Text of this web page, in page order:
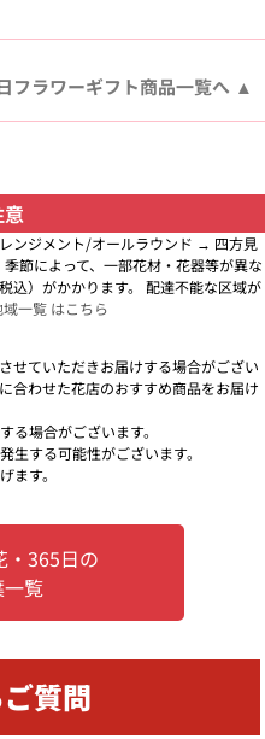
フラワーギフト商品一覧へ
ンジメント/オールラウンド → 四方見
節によって、一部花材・花器等が異な
込）がかかります。 配達不能な区域が
一覧 はこちら
せていただきお届けする場合がござい
合わせた花店のおすすめ商品をお届け
る場合がございます。
生する可能性がございます。
ます。
・365日の
覧
質問